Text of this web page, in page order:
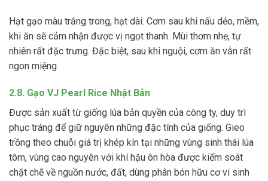
Hạt gạo màu trắng trong, hạt dài. Cơm sau khi nấu dẻo, mềm,
khi ăn sẽ cảm nhận được vị ngọt thanh. Mùi thơm nhẹ, tự
nhiên rất đặc trưng. Đặc biệt, sau khi nguội, cơm ăn vẫn rất
ngon miệng.
2.8. Gạo VJ Pearl Rice Nhật Bản
Được sản xuất từ giống lúa bản quyền của công ty, duy trì
phục tráng để giữ nguyên những đặc tính của giống. Gieo
trồng theo chuỗi giá trị khép kín tại những vùng sinh thái lúa
tôm, vùng cao nguyên với khí hậu ôn hòa được kiểm soát
chặt chẽ về nguồn nước, đất, dùng phân bón hữu cơ vi sinh